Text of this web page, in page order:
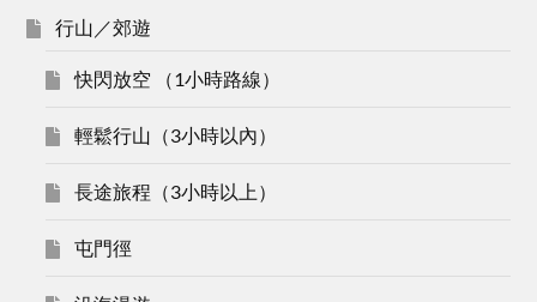
行山／郊遊
快閃放空 （1小時路線）
輕鬆行山（3小時以內）
長途旅程（3小時以上）
屯門徑